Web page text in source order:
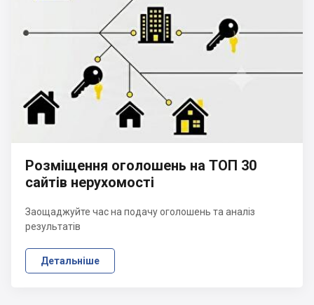
Розміщення оголошень на ТОП 30
сайтів нерухомості
Заощаджуйте час на подачу оголошень та аналіз
результатів
Детальніше